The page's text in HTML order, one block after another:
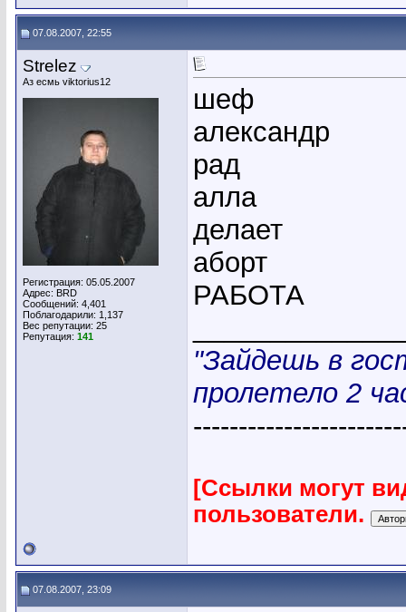
07.08.2007, 22:55
Strelez
Аз есмь viktorius12
Регистрация: 05.05.2007
Адрес: BRD
Сообщений: 4,401
Поблагодарили: 1,137
Вес репутации: 25
Репутация: 141
шеф
александр
рад
алла
делает
аборт
РАБОТА
"Зайдешь в
пролетело 2
[Ссылки могут
пользователи.
07.08.2007, 23:09